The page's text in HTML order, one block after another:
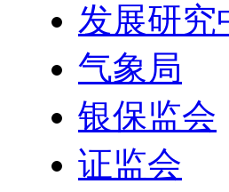
发展研究
气象局
银保监会
证监会